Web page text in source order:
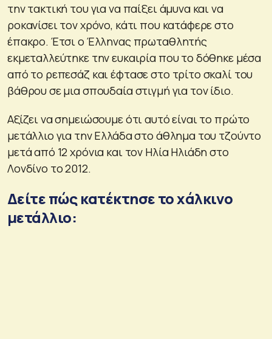
την τακτική του για να παίξει άμυνα και να
ροκανίσει τον χρόνο, κάτι που κατάφερε στο
έπακρο. Έτσι ο Έλληνας πρωταθλητής
εκμεταλλεύτηκε την ευκαιρία που το δόθηκε μέσα
από το ρεπεσάζ και έφτασε στο τρίτο σκαλί του
βάθρου σε μια σπουδαία στιγμή για τον ίδιο.
Αξίζει να σημειώσουμε ότι αυτό είναι το πρώτο
μετάλλιο για την Ελλάδα στο άθλημα του τζούντο
μετά από 12 χρόνια και τον Ηλία Ηλιάδη στο
Λονδίνο το 2012.
Δείτε πώς κατέκτησε το χάλκινο
μετάλλιο: